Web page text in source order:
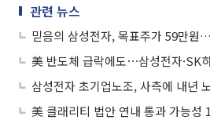
관련 뉴스
美 반도체 급락에도⋯삼성전자·SK
삼성전자 초기업노조, 사측에 내년